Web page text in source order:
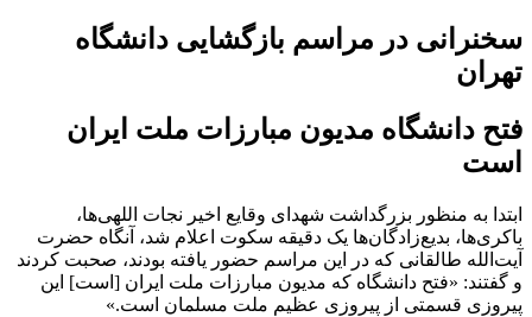
سخنرانی در مراسم بازگشایی دانشگاه
تهران
فتح دانشگاه مدیون مبارزات ملت ایران
است
ابتدا به منظور بزرگداشت شهدای وقایع اخیر نجات اللهی‌ها،
باکری‌ها، بدیع‌زادگان‌ها یک دقیقه سکوت اعلام شد، آنگاه حضرت
آیت‌الله طالقانی که در این مراسم حضور یافته بودند، صحبت کردند
و گفتند: «فتح دانشگاه که مدیون مبارزات ملت ایران [است] این
پیروزی قسمتی از پیروزی عظیم ملت مسلمان است.»